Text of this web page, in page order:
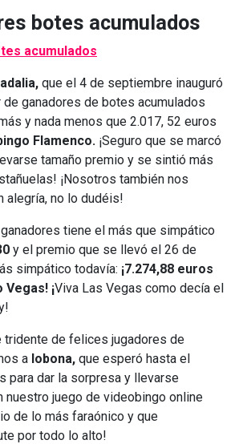
botes acumulados
adalia, que el 4 de septiembre inauguró
de ganadores de botes acumulados
y nada menos que 2.017, 52 euros
Flamenco. ¡Seguro que se marcó
tamaño premio y se sintió más
¡Nosotros también nos
alegría, no lo dudéis!
tiene el más que simpático
y el premio que se llevó el 26 de
simpático todavía: ¡7.274,88 euros
¡Viva Las Vegas como decía el
tridente de felices jugadores de
a lobona, que esperó hasta el
para dar la sorpresa y llevarse
nuestro juego de videobingo online
de lo más faraónico y que
por todo lo alto!